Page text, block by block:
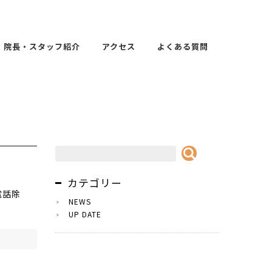
院長・スタッフ紹介 アクセス よくある質問
除
カテゴリー
NEWS
UP DATE